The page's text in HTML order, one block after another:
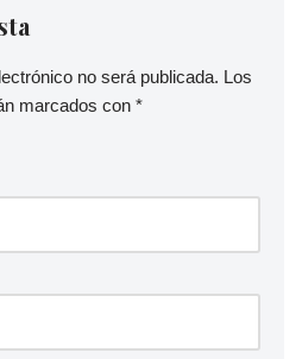
no será publicada. Los
marcados con *